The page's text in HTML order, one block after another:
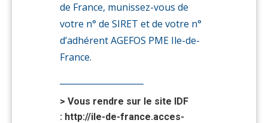
de France, munissez-vous de
votre n° de SIRET et de votre n°
d’adhérent AGEFOS PME Ile-de-
France.
> Vous rendre sur le site IDF
: http://ile-de-france.acces-